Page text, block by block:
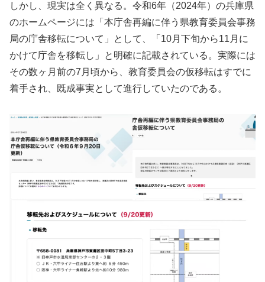
しかし、現実は全く異なる。令和6年（2024年）の兵庫県
のホームページには「本庁舎再編に伴う県教育委員会事務
局の庁舎移転について」として、「10月下旬から11月に
かけて庁舎を移転し」と明確に記載されている。実際には
その数ヶ月前の7月頃から、教育委員会の仮移転はすでに
着手され、既成事実として進行していたのである。